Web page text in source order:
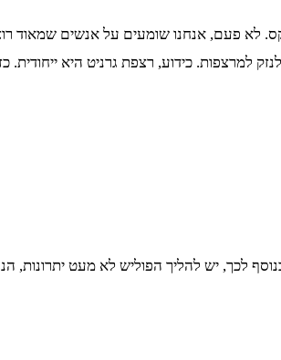
לא פעם, אנחנו שומעים על אנשים שמאוד
למרצפות. כידוע, רצפת גרניט היא ייחודית.
לכך, יש להליך הפוליש לא מעט